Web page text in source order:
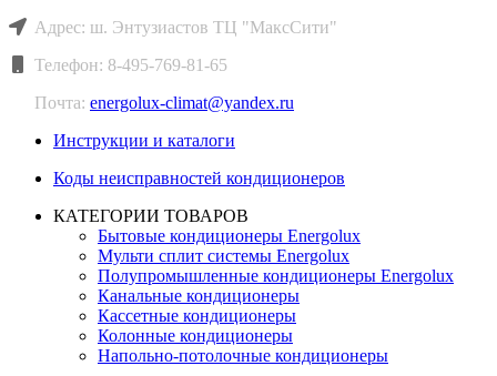
Адрес: ш. Энтузиастов ТЦ "МаксСити"
Телефон: 8-495-769-81-65
Почта: energolux-climat@yandex.ru
Инструкции и каталоги
Коды неисправностей кондиционеров
КАТЕГОРИИ ТОВАРОВ
Бытовые кондиционеры Energolux
Мульти сплит системы Energolux
Полупромышленные кондиционеры Energolux
Канальные кондиционеры
Кассетные кондиционеры
Колонные кондиционеры
Напольно-потолочные кондиционеры